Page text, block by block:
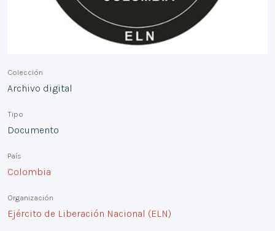
Colección
Archivo digital
Tipo
Documento
País
Colombia
Organización
Ejército de Liberación Nacional (ELN)